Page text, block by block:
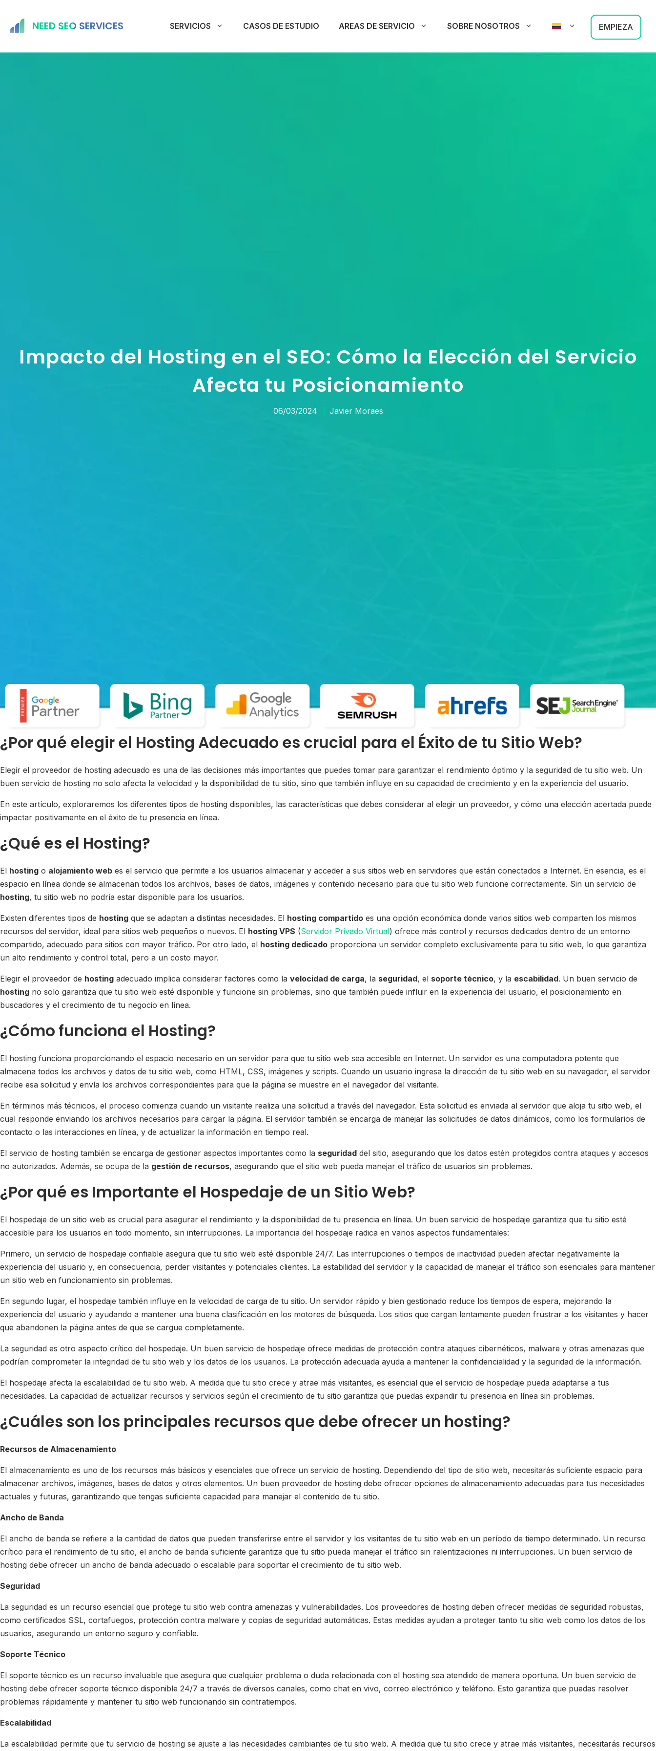
contenidoNEED SEO SERVICES SERVICIOS CASOS DE ESTUDIO AREAS DE SERVICIO SOBRE NOSOTROS EMPIEZA
Impacto del Hosting en el SEO: Cómo la Elección del Servicio
Afecta tu Posicionamiento
06/03/2024 Javier Moraes
¿Por qué elegir el Hosting Adecuado es crucial para el Éxito de tu Sitio Web?
Elegir el proveedor de hosting adecuado es una de las decisiones más importantes que puedes tomar para garantizar el rendimiento óptimo y la seguridad de tu sitio web. Un
buen servicio de hosting no solo afecta la velocidad y la disponibilidad de tu sitio, sino que también influye en su capacidad de crecimiento y en la experiencia del usuario.
En este artículo, exploraremos los diferentes tipos de hosting disponibles, las características que debes considerar al elegir un proveedor, y cómo una elección acertada puede
impactar positivamente en el éxito de tu presencia en línea.
¿Qué es el Hosting?
El hosting o alojamiento web es el servicio que permite a los usuarios almacenar y acceder a sus sitios web en servidores que están conectados a Internet. En esencia, es el
espacio en línea donde se almacenan todos los archivos, bases de datos, imágenes y contenido necesario para que tu sitio web funcione correctamente. Sin un servicio de
hosting, tu sitio web no podría estar disponible para los usuarios.
Existen diferentes tipos de hosting que se adaptan a distintas necesidades. El hosting compartido es una opción económica donde varios sitios web comparten los mismos
recursos del servidor, ideal para sitios web pequeños o nuevos. El hosting VPS (Servidor Privado Virtual) ofrece más control y recursos dedicados dentro de un entorno
compartido, adecuado para sitios con mayor tráfico. Por otro lado, el hosting dedicado proporciona un servidor completo exclusivamente para tu sitio web, lo que garantiza
un alto rendimiento y control total, pero a un costo mayor.
Elegir el proveedor de hosting adecuado implica considerar factores como la velocidad de carga, la seguridad, el soporte técnico, y la escabilidad. Un buen servicio de
hosting no solo garantiza que tu sitio web esté disponible y funcione sin problemas, sino que también puede influir en la experiencia del usuario, el posicionamiento en
buscadores y el crecimiento de tu negocio en línea.
¿Cómo funciona el Hosting?
El hosting funciona proporcionando el espacio necesario en un servidor para que tu sitio web sea accesible en Internet. Un servidor es una computadora potente que
almacena todos los archivos y datos de tu sitio web, como HTML, CSS, imágenes y scripts. Cuando un usuario ingresa la dirección de tu sitio web en su navegador, el servidor
recibe esa solicitud y envía los archivos correspondientes para que la página se muestre en el navegador del visitante.
En términos más técnicos, el proceso comienza cuando un visitante realiza una solicitud a través del navegador. Esta solicitud es enviada al servidor que aloja tu sitio web, el
cual responde enviando los archivos necesarios para cargar la página. El servidor también se encarga de manejar las solicitudes de datos dinámicos, como los formularios de
contacto o las interacciones en línea, y de actualizar la información en tiempo real.
El servicio de hosting también se encarga de gestionar aspectos importantes como la seguridad del sitio, asegurando que los datos estén protegidos contra ataques y accesos
no autorizados. Además, se ocupa de la gestión de recursos, asegurando que el sitio web pueda manejar el tráfico de usuarios sin problemas.
¿Por qué es Importante el Hospedaje de un Sitio Web?
El hospedaje de un sitio web es crucial para asegurar el rendimiento y la disponibilidad de tu presencia en línea. Un buen servicio de hospedaje garantiza que tu sitio esté
accesible para los usuarios en todo momento, sin interrupciones. La importancia del hospedaje radica en varios aspectos fundamentales:
Primero, un servicio de hospedaje confiable asegura que tu sitio web esté disponible 24/7. Las interrupciones o tiempos de inactividad pueden afectar negativamente la
experiencia del usuario y, en consecuencia, perder visitantes y potenciales clientes. La estabilidad del servidor y la capacidad de manejar el tráfico son esenciales para mantener
un sitio web en funcionamiento sin problemas.
En segundo lugar, el hospedaje también influye en la velocidad de carga de tu sitio. Un servidor rápido y bien gestionado reduce los tiempos de espera, mejorando la
experiencia del usuario y ayudando a mantener una buena clasificación en los motores de búsqueda. Los sitios que cargan lentamente pueden frustrar a los visitantes y hacer
que abandonen la página antes de que se cargue completamente.
La seguridad es otro aspecto crítico del hospedaje. Un buen servicio de hospedaje ofrece medidas de protección contra ataques cibernéticos, malware y otras amenazas que
podrían comprometer la integridad de tu sitio web y los datos de los usuarios. La protección adecuada ayuda a mantener la confidencialidad y la seguridad de la información.
El hospedaje afecta la escalabilidad de tu sitio web. A medida que tu sitio crece y atrae más visitantes, es esencial que el servicio de hospedaje pueda adaptarse a tus
necesidades. La capacidad de actualizar recursos y servicios según el crecimiento de tu sitio garantiza que puedas expandir tu presencia en línea sin problemas.
¿Cuáles son los principales recursos que debe ofrecer un hosting?
Recursos de Almacenamiento
El almacenamiento es uno de los recursos más básicos y esenciales que ofrece un servicio de hosting. Dependiendo del tipo de sitio web, necesitarás suficiente espacio para
almacenar archivos, imágenes, bases de datos y otros elementos. Un buen proveedor de hosting debe ofrecer opciones de almacenamiento adecuadas para tus necesidades
actuales y futuras, garantizando que tengas suficiente capacidad para manejar el contenido de tu sitio.
Ancho de Banda
El ancho de banda se refiere a la cantidad de datos que pueden transferirse entre el servidor y los visitantes de tu sitio web en un período de tiempo determinado. Un recurso
crítico para el rendimiento de tu sitio, el ancho de banda suficiente garantiza que tu sitio pueda manejar el tráfico sin ralentizaciones ni interrupciones. Un buen servicio de
hosting debe ofrecer un ancho de banda adecuado o escalable para soportar el crecimiento de tu sitio web.
Seguridad
La seguridad es un recurso esencial que protege tu sitio web contra amenazas y vulnerabilidades. Los proveedores de hosting deben ofrecer medidas de seguridad robustas,
como certificados SSL, cortafuegos, protección contra malware y copias de seguridad automáticas. Estas medidas ayudan a proteger tanto tu sitio web como los datos de los
usuarios, asegurando un entorno seguro y confiable.
Soporte Técnico
El soporte técnico es un recurso invaluable que asegura que cualquier problema o duda relacionada con el hosting sea atendido de manera oportuna. Un buen servicio de
hosting debe ofrecer soporte técnico disponible 24/7 a través de diversos canales, como chat en vivo, correo electrónico y teléfono. Esto garantiza que puedas resolver
problemas rápidamente y mantener tu sitio web funcionando sin contratiempos.
Escalabilidad
La escalabilidad permite que tu servicio de hosting se ajuste a las necesidades cambiantes de tu sitio web. A medida que tu sitio crece y atrae más visitantes, necesitarás recursos